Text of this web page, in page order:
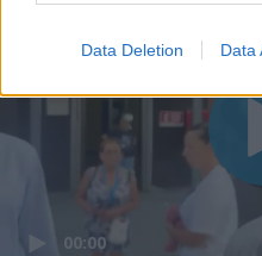
Data Deletion Data
00:00